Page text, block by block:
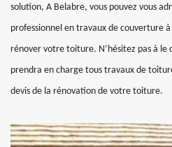
solution, A Belabre, vous pouvez vous
professionnel en travaux de couverture
rénover votre toiture. N’hésitez pas à le
prendra en charge tous travaux de
devis de la rénovation de votre toiture.